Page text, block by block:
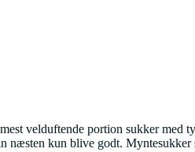
velduftende portion sukker med
kun blive godt. Myntesukker